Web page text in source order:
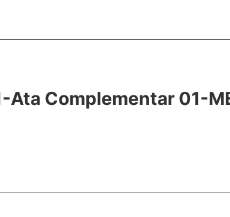
Ata Complementar 01-